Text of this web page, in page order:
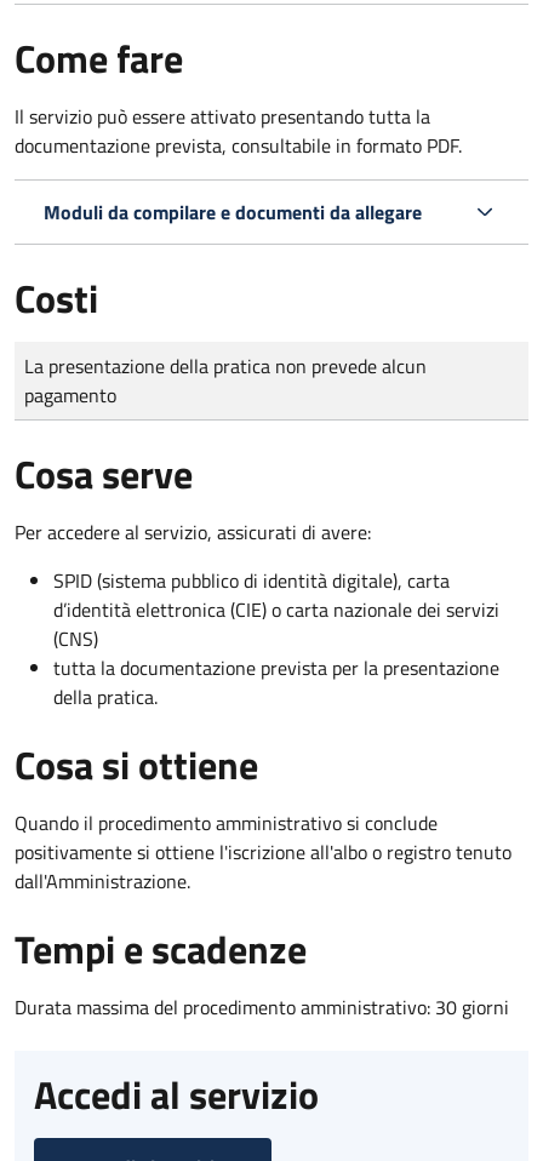
Come fare
Il servizio può essere attivato presentando tutta la
documentazione prevista, consultabile in formato PDF.
Moduli da compilare e documenti da allegare
Costi
Tipo di pagamento
Importo
La presentazione della pratica non prevede alcun
pagamento
Cosa serve
Per accedere al servizio, assicurati di avere:
SPID (sistema pubblico di identità digitale), carta
d’identità elettronica (CIE) o carta nazionale dei servizi
(CNS)
tutta la documentazione prevista per la presentazione
della pratica.
Cosa si ottiene
Quando il procedimento amministrativo si conclude
positivamente si ottiene l'iscrizione all'albo o registro tenuto
dall'Amministrazione.
Tempi e scadenze
Durata massima del procedimento amministrativo: 30 giorni
Accedi al servizio